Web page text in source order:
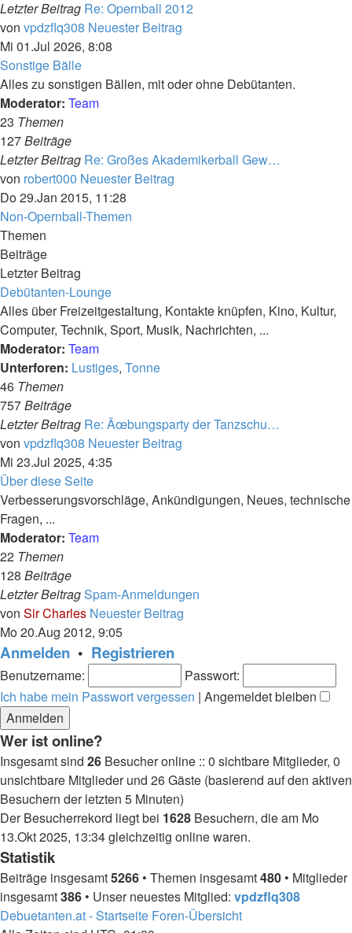
Letzter Beitrag Re: Opernball 2012
von vpdzflq308 Neuester Beitrag
Mi 01.Jul 2026, 8:08
Sonstige Bälle
Alles zu sonstigen Bällen, mit oder ohne Debütanten.
Moderator: Team
23 Themen
127Beiträge
Letzter Beitrag Re: Großes Akademikerball Gew…
von robert000 Neuester Beitrag
Do 29.Jan 2015, 11:28
Non-Opernball-Themen
Themen
Beiträge
Letzter Beitrag
Debütanten-Lounge
Alles über Freizeitgestaltung, Kontakte knüpfen, Kino, Kultur,
Computer, Technik, Sport, Musik, Nachrichten, ...
Moderator: Team
Unterforen: Lustiges, Tonne
46 Themen
757Beiträge
Letzter Beitrag Re: Ãœbungsparty der Tanzschu…
von vpdzflq308 Neuester Beitrag
Mi 23.Jul 2025, 4:35
Über diese Seite
Verbesserungsvorschläge, Ankündigungen, Neues, technische
Fragen, ...
Moderator: Team
22 Themen
128 Beiträge
Letzter BeitragSpam-Anmeldungen
von Sir Charles Neuester Beitrag
Mo 20.Aug 2012, 9:05
Anmelden • Registrieren
Benutzername:
Passwort:
Ich habe mein Passwort vergessen | Angemeldet bleiben
Wer ist online?
Insgesamt sind 26 Besucher online :: 0 sichtbare Mitglieder, 0
unsichtbare Mitglieder und 26 Gäste (basierend auf den aktiven
Besuchern der letzten 5 Minuten)
Der Besucherrekord liegt bei 1628 Besuchern, die am Mo
13.Okt 2025, 13:34 gleichzeitig online waren.
Statistik
Beiträge insgesamt5266 • Themen insgesamt480 • Mitglieder
insgesamt386 • Unser neuestes Mitglied: vpdzflq308
Debuetanten.at - Startseite Foren-Übersicht